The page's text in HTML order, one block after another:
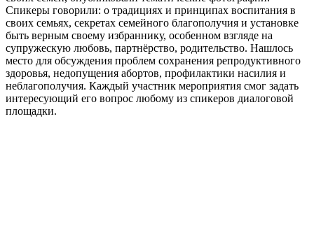
Спикеры говорили: о традициях и принципах воспитания в
своих семьях, секретах семейного благополучия и установке
быть верным своему избраннику, особенном взгляде на
супружескую любовь, партнёрство, родительство. Нашлось
место для обсуждения проблем сохранения репродуктивного
здоровья, недопущения абортов, профилактики насилия и
неблагополучия. Каждый участник мероприятия смог задать
интересующий его вопрос любому из спикеров диалоговой
площадки.